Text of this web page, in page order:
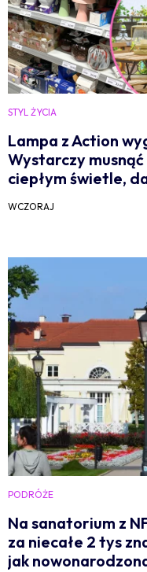
STYL ŻYCIA
Lampa z Action
Wystarczy
ciepłym świetle,
WCZORAJ
PODRÓŻE
Na sanatorium z
za niecałe 2 tys
jak